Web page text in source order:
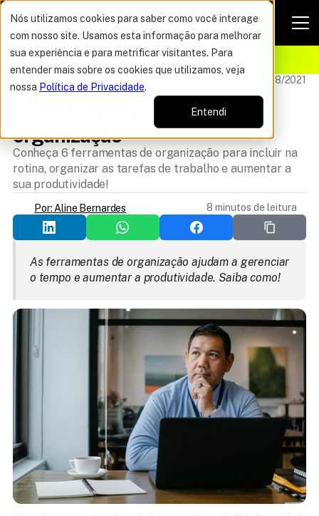
Nós utilizamos cookies para saber como você interage
com nosso site. Usamos esta informação para melhorar
sua experiência e para metrificar visitantes. Para
entender mais sobre os cookies que utilizamos, veja
nossa Política de Privacidade.
Entendi
OFERTA DO ANO VAGAS POR TEMPO LIMITADO
Atualizado 24/08/2021
Como organizar tarefas de
trabalho: 6 ferramentas de
organização
Conheça 6 ferramentas de organização para incluir na
rotina, organizar as tarefas de trabalho e aumentar a
sua produtividade!
Por: Aline Bernardes 8 minutos de leitura
As ferramentas de organização ajudam a gerenciar
o tempo e aumentar a produtividade. Saiba como!